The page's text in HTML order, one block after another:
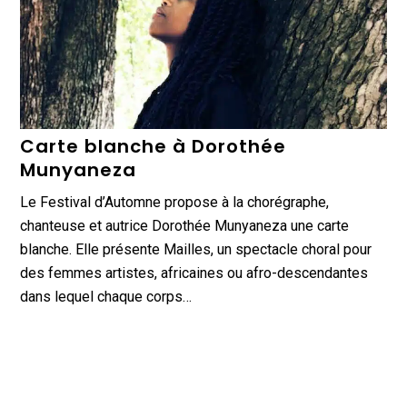
Carte blanche à Dorothée
Munyaneza
Le Festival d’Automne propose à la chorégraphe,
chanteuse et autrice Dorothée Munyaneza une carte
blanche. Elle présente Mailles, un spectacle choral pour
des femmes artistes, africaines ou afro-descendantes
dans lequel chaque corps…